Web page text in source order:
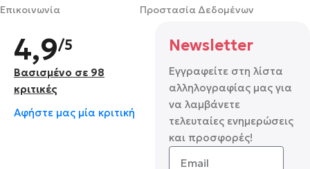
Επικοινωνία
Προστασία Δεδομένων
4,9/5
Βασισμένο σε 98
κριτικές
Αφήστε μας μία κριτική
Newsletter
Εγγραφείτε στη λίστα
αλληλογραφίας μας για
να λαμβάνετε
τελευταίες ενημερώσεις
και προσφορές!